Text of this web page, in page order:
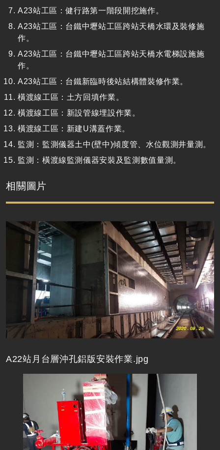
A23站工區：健行路第一階段開挖施作。
A23站工區：台鐵中壢站工區跨站天橋水環及裝修施
作。
A23站工區：台鐵中壢站工區跨站天橋水電梯設施施
作。
A23站工區：台鐵新臨時後站結構體裝修作業。
橫渡線工區：土方回填作業。
橫渡線工區：新設管線埋設作業。
橫渡線工區：新建U溝蓋作業。
監測：監測儀器土中(壁中)傾度管、水位觀測井量測。
監測：橫渡線監測儀器安裝及監測數值量測。
相關圖片
A22站月台層沖孔鋁版安裝作業.jpg